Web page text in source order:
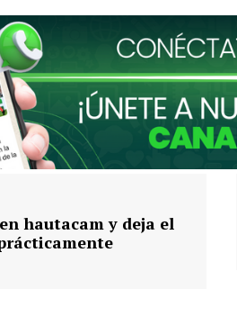
hautacam y deja el